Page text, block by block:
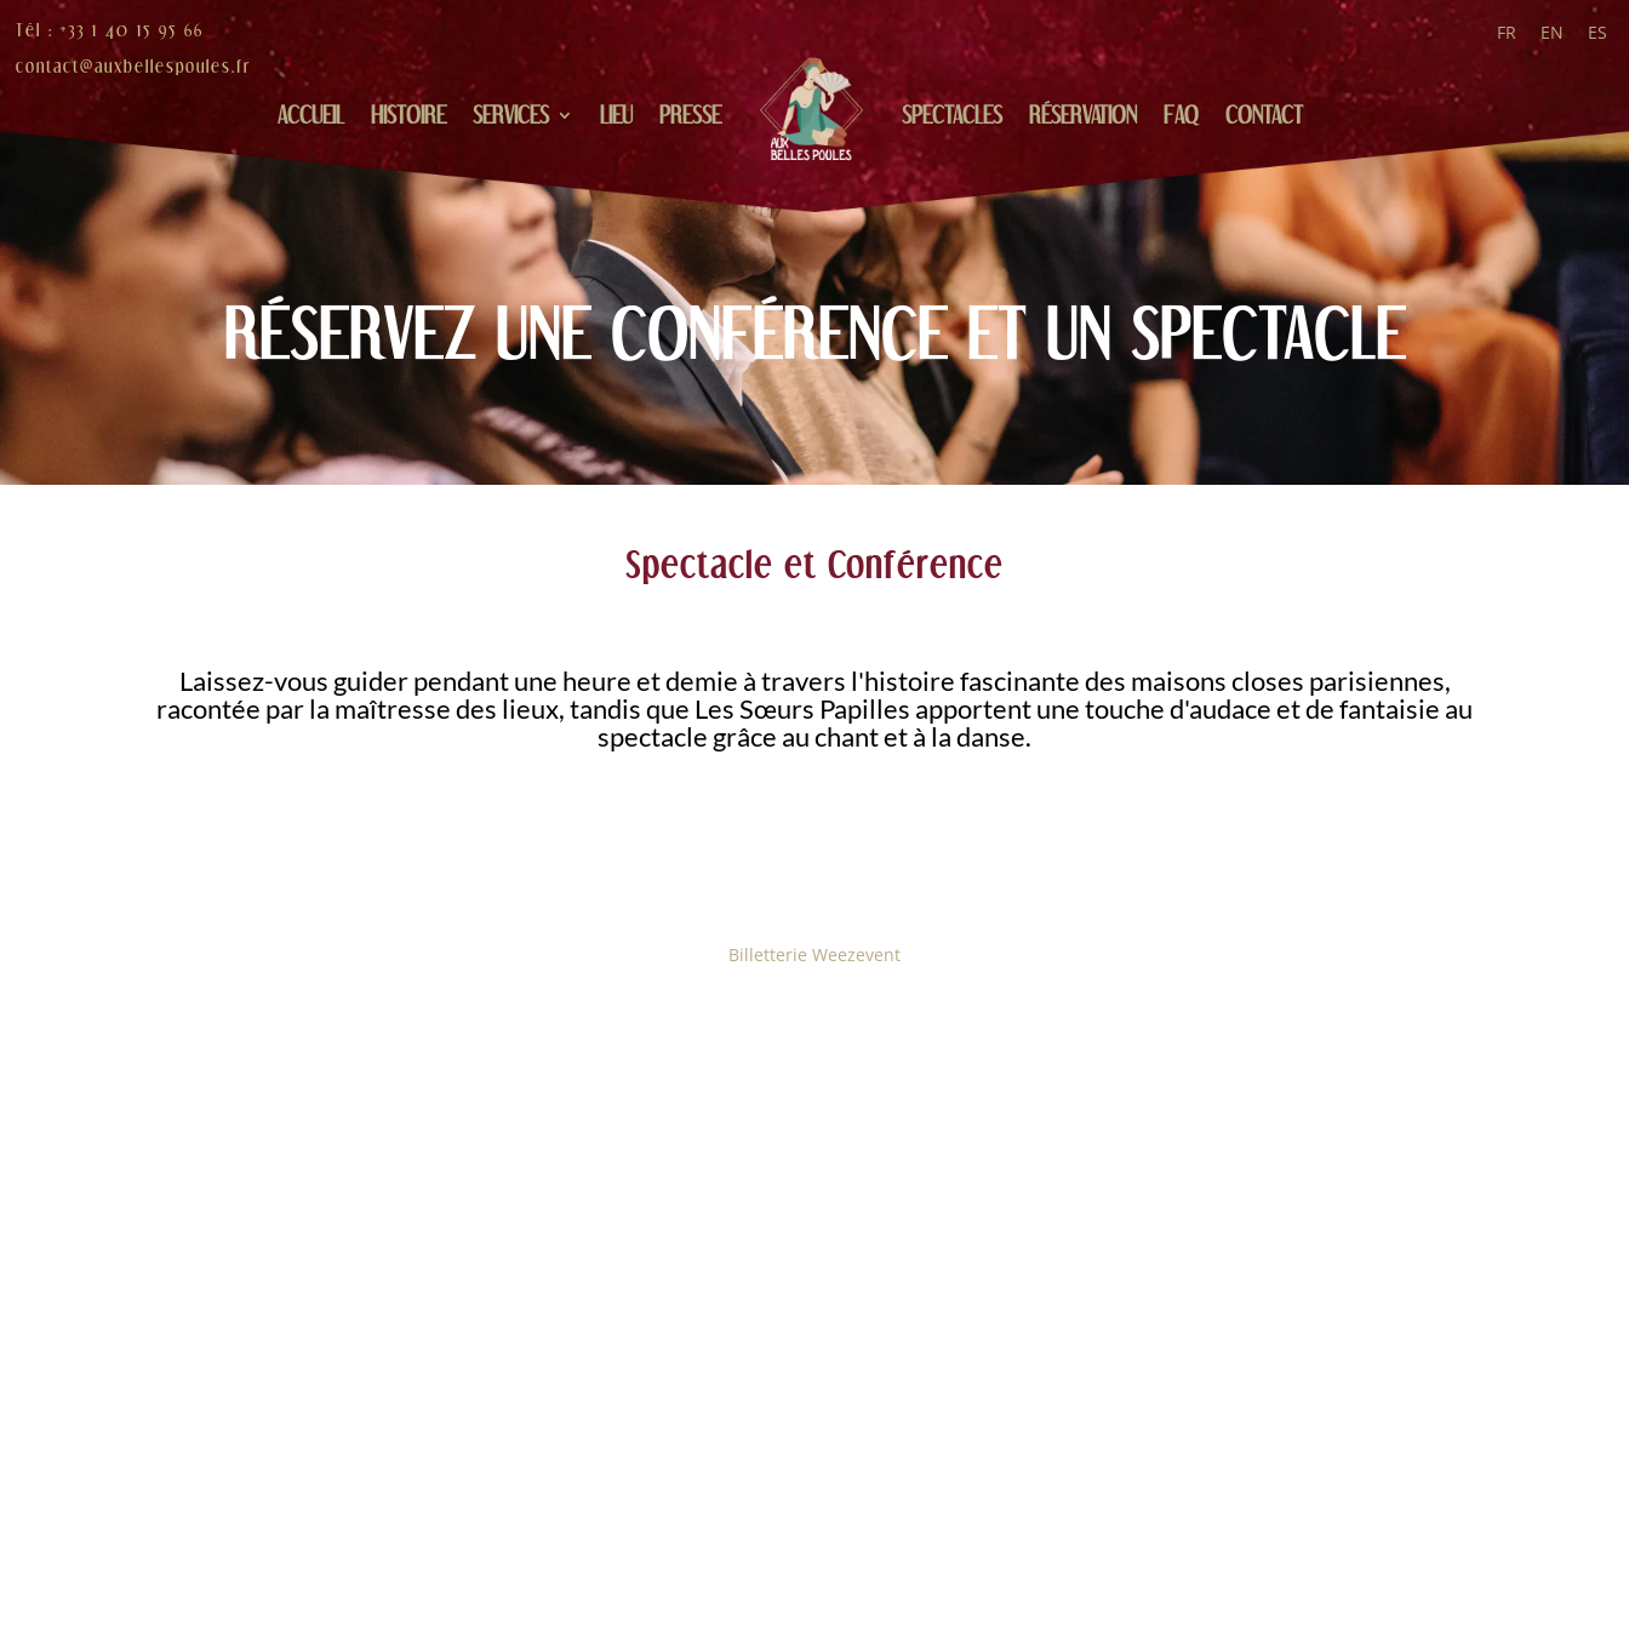
Tél : +33 1 40 15 95 66
contact@auxbellespoules.fr
FR EN ES
ACCUEIL HISTOIRE SERVICES LIEU PRESSE SPECTACLES RÉSERVATION FAQ CONTACT
RÉSERVEZ UNE CONFÉRENCE ET UN SPECTACLE
Spectacle et Conférence
Laissez-vous guider pendant une heure et demie à travers l'histoire fascinante des maisons closes parisiennes,
racontée par la maîtresse des lieux, tandis que Les Sœurs Papilles apportent une touche d'audace et de fantaisie au
spectacle grâce au chant et à la danse.
Billetterie Weezevent